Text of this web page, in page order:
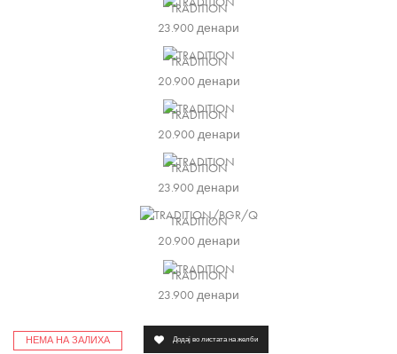
TRADITION
23.900денари
TRADITION
20.900денари
TRADITION
20.900денари
TRADITION
23.900денари
TRADITION
20.900денари
TRADITION
23.900денари
НЕМА НА ЗАЛИХА Додај во листата на желби